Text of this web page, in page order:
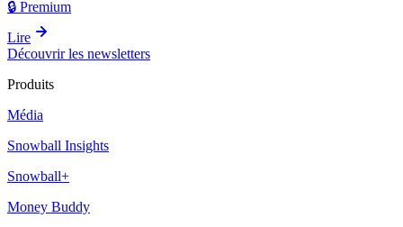
🔒 Premium
Lire
Découvrir les newsletters
Produits
Média
Snowball Insights
Snowball+
Money Buddy